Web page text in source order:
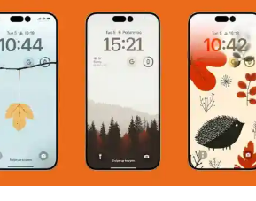
sur iOS L’univers captivant d’iOS iOS, le système
mobile développé par Apple, est
une référence incontournable dans le
smartphones et des tablettes. Lancé pour la
fois en 2007 avec l’iPhone, iOS a depuis
pour offrir une expérience utilisateur fluide,
et intuitive. Une […]